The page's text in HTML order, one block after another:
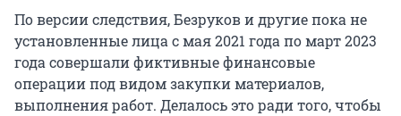
По версии следствия, Безруков и другие пока не
установленные лица с мая 2021 года по март 2023
года совершали фиктивные финансовые
операции под видом закупки материалов,
выполнения работ. Делалось это ради того, чтобы